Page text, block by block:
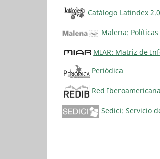
Catálogo Latindex 2.0
Malena:
MIAR: Matriz de
Periódica
Red
Sedici: Servicio